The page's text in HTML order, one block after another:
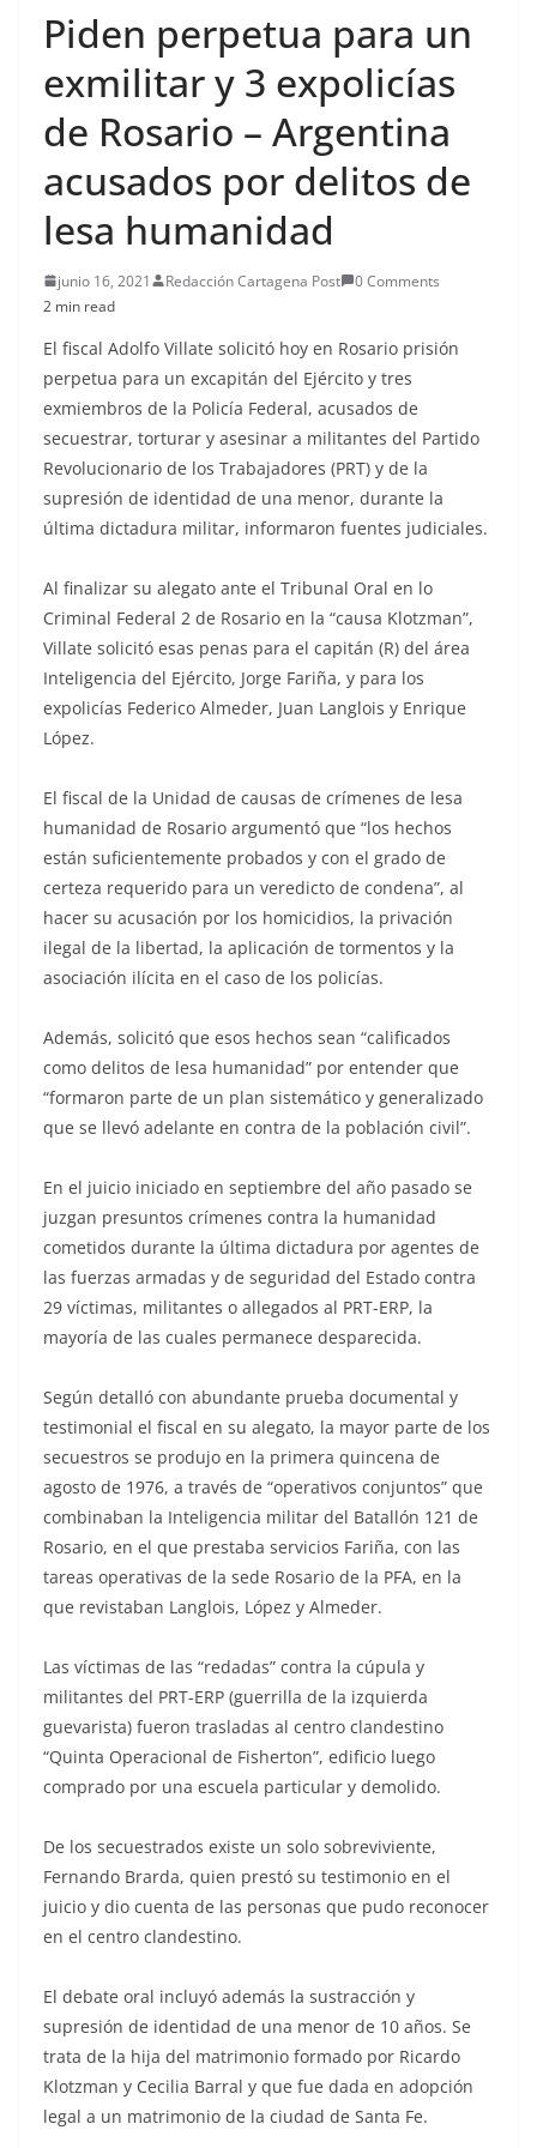
Piden perpetua para un
exmilitar y 3 expolicías
de Rosario – Argentina
acusados por delitos de
lesa humanidad
junio 16, 2021 Redacción Cartagena Post
0 Comments
2 min read
El fiscal Adolfo Villate solicitó hoy en Rosario prisión
perpetua para un excapitán del Ejército y tres
exmiembros de la Policía Federal, acusados de
secuestrar, torturar y asesinar a militantes del Partido
Revolucionario de los Trabajadores (PRT) y de la
supresión de identidad de una menor, durante la
última dictadura militar, informaron fuentes judiciales.
Al finalizar su alegato ante el Tribunal Oral en lo
Criminal Federal 2 de Rosario en la “causa Klotzman”,
Villate solicitó esas penas para el capitán (R) del área
Inteligencia del Ejército, Jorge Fariña, y para los
expolicías Federico Almeder, Juan Langlois y Enrique
López.
El fiscal de la Unidad de causas de crímenes de lesa
humanidad de Rosario argumentó que “los hechos
están suficientemente probados y con el grado de
certeza requerido para un veredicto de condena”, al
hacer su acusación por los homicidios, la privación
ilegal de la libertad, la aplicación de tormentos y la
asociación ilícita en el caso de los policías.
Además, solicitó que esos hechos sean “calificados
como delitos de lesa humanidad” por entender que
“formaron parte de un plan sistemático y generalizado
que se llevó adelante en contra de la población civil”.
En el juicio iniciado en septiembre del año pasado se
juzgan presuntos crímenes contra la humanidad
cometidos durante la última dictadura por agentes de
las fuerzas armadas y de seguridad del Estado contra
29 víctimas, militantes o allegados al PRT-ERP, la
mayoría de las cuales permanece desparecida.
Según detalló con abundante prueba documental y
testimonial el fiscal en su alegato, la mayor parte de los
secuestros se produjo en la primera quincena de
agosto de 1976, a través de “operativos conjuntos” que
combinaban la Inteligencia militar del Batallón 121 de
Rosario, en el que prestaba servicios Fariña, con las
tareas operativas de la sede Rosario de la PFA, en la
que revistaban Langlois, López y Almeder.
Las víctimas de las “redadas” contra la cúpula y
militantes del PRT-ERP (guerrilla de la izquierda
guevarista) fueron trasladas al centro clandestino
“Quinta Operacional de Fisherton”, edificio luego
comprado por una escuela particular y demolido.
De los secuestrados existe un solo sobreviviente,
Fernando Brarda, quien prestó su testimonio en el
juicio y dio cuenta de las personas que pudo reconocer
en el centro clandestino.
El debate oral incluyó además la sustracción y
supresión de identidad de una menor de 10 años. Se
trata de la hija del matrimonio formado por Ricardo
Klotzman y Cecilia Barral y que fue dada en adopción
legal a un matrimonio de la ciudad de Santa Fe.